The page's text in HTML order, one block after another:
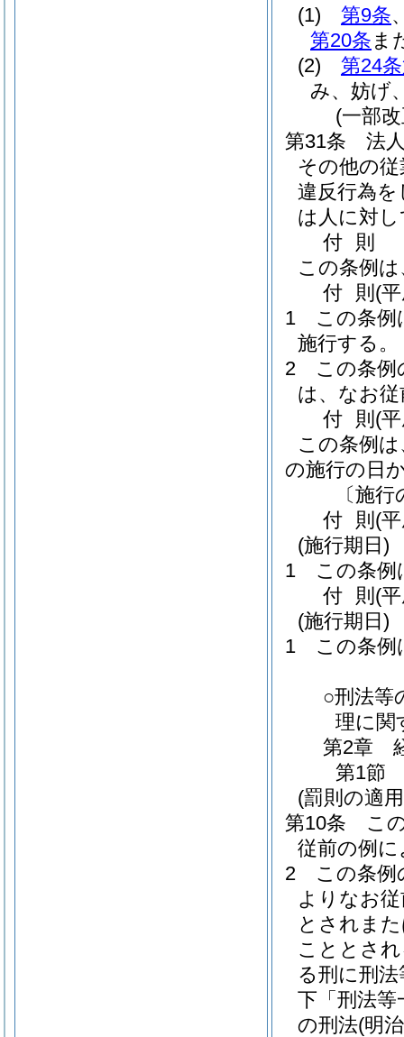
(1)
第9条
第20条 ま
(2)
第24
み、妨げ
(一部
第31条
法
その他の
違反行為
は人に対
付 則
この条例
付 則 (
1
この条例
施行する。
2
この条
は、なお
付 則 (
この条例
の施行の日
〔施
付 則 (
(施行期日)
1
この条例
付 則 (
(施行期日)
1
この条例
○刑法等
理に関
第2章
第1節
(罰則の適
第10条
こ
従前の例
2
この条例
よりなお
とされま
こととさ
る刑に刑
下「刑法等
の刑法(明